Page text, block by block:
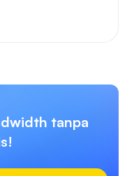
tanpa